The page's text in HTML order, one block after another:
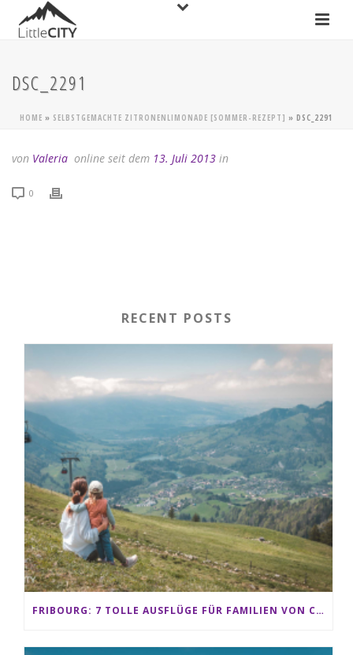
DSC_2291
HOME » SELBSTGEMACHTE ZITRONENLIMONADE [SOMMER-REZEPT] » DSC_2291
von Valeria online seit dem 13. Juli 2013 in
0
RECENT POSTS
FRIBOURG: 7 TOLLE AUSFLÜGE FÜR FAMILIEN VON CHARMEY BIS LES PACCOTS